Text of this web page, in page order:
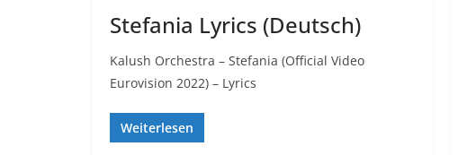
Stefania Lyrics (Deutsch)
Kalush Orchestra – Stefania (Official Video
Eurovision 2022) – Lyrics
Weiterlesen